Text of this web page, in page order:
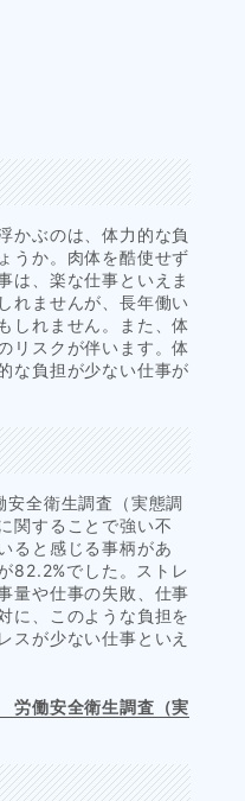
かぶのは、体力的な負
うか。肉体を酷使せず
は、楽な仕事といえま
れませんが、長年働い
しれません。また、体
リスクが伴います。体
な負担が少ない仕事が
安全衛生調査（実態調
関することで強い不
ると感じる事柄があ
82.2%でした。ストレ
量や仕事の失敗、仕事
に、このような負担を
スが少ない仕事といえ
労働安全衛生調査（実